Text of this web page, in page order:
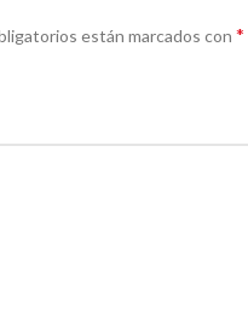
están marcados con *